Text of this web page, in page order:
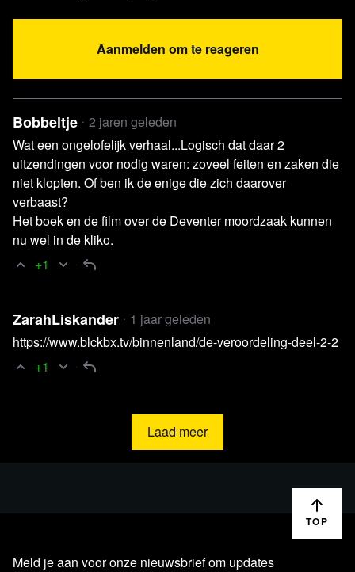
Aanmelden om te reageren
Bobbeltje
2 jaren geleden
Wat een ongelofelijk verhaal...Logisch dat daar 2
uitzendingen voor nodig waren: zoveel feiten en zaken die
niet klopten. Of ben ik de enige die zich daarover
verbaast?
Het boek en de film over de Deventer moordzaak kunnen
nu wel in de kliko.
+1
ZarahLiskander
1 jaar geleden
https://www.blckbx.tv/binnenland/de-veroordeling-deel-2-2
+1
Laad meer
TOP
Meld je aan voor onze nieuwsbrief om updates